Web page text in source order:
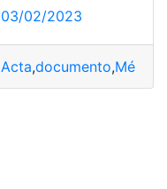
03/02/2023
Acta,documento,México